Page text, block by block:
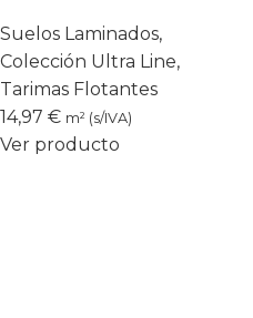
Suelos Laminados,
Colección Ultra Line,
Tarimas Flotantes
14,97 € m² (s/IVA)
Ver producto